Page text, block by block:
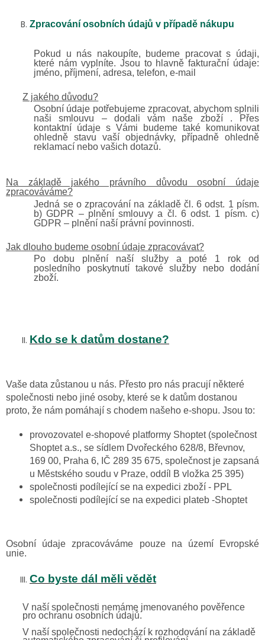
Zpracování osobních údajů v případě nákupu
Pokud u nás nakoupíte, budeme pracovat s údaji,
které nám vyplníte. Jsou to hlavně fakturační údaje:
jméno, příjmení, adresa,telefon, e-mail
Z jakého důvodu?
Osobní údaje potřebujeme zpracovat, abychom splnili
naši smlouvu – dodali vám naše zboží
. Přes
kontaktní údaje s Vámi budeme také komunikovat
ohledně stavu vaší objednávky, případně ohledně
reklamací nebo vašich dotazů.
Na základě jakého právního důvodu osobní údaje
zpracováváme?
Jedná se o zpracování na základě čl. 6 odst. 1 písm.
b) GDPR – plnění smlouvy a čl. 6 odst. 1 písm. c)
GDPR – plnění naší právní povinnosti.
Jak dlouho budeme osobní údaje zpracovávat?
Po dobu plnění naší služby a poté 1 rok od
posledního poskytnutí takové služby nebo dodání
zboží.
Kdo se k datům dostane?
Vaše data zůstanou u nás. Přesto pro nás pracují některé
společnosti nebo jiné osoby, které se k datům dostanou
proto, že nám pomáhají s chodem našeho e-shopu. Jsou to:
provozovatel e-shopové platformy Shoptet (společnost
Shoptet a.s., se sídlem Dvořeckého 628/8, Břevnov,
169 00, Praha 6, IČ 289 35 675, společnost je zapsaná
u Městského soudu v Praze, oddíl B vložka 25 395)
společnosti podílející se na expedici zboží - PPL
společnosti podílející se na expedici plateb -Shoptet
Osobní údaje zpracováváme pouze na území Evropské
unie.
Co byste dál měli vědět
V naší společnosti nemáme jmenovaného pověřence
pro ochranu osobních údajů.
V naší společnosti nedochází k rozhodování na základě